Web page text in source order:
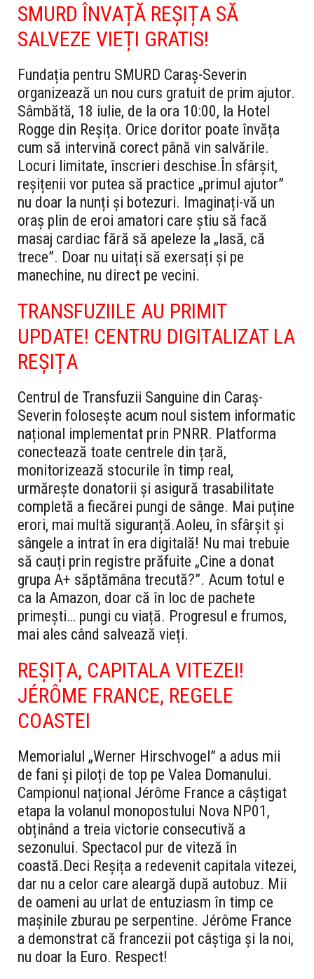
SMURD ÎNVAȚĂ REȘIȚA SĂ
SALVEZE VIEȚI GRATIS!
Fundația pentru SMURD Caraș-Severin
organizează un nou curs gratuit de prim ajutor.
Sâmbătă, 18 iulie, de la ora 10:00, la Hotel
Rogge din Reșița. Orice doritor poate învăța
cum să intervină corect până vin salvările.
Locuri limitate, înscrieri deschise.În sfârșit,
reșițenii vor putea să practice „primul ajutor”
nu doar la nunți și botezuri. Imaginați-vă un
oraș plin de eroi amatori care știu să facă
masaj cardiac fără să apeleze la „lasă, că
trece”. Doar nu uitați să exersați și pe
manechine, nu direct pe vecini.
TRANSFUZIILE AU PRIMIT
UPDATE! CENTRU DIGITALIZAT LA
REȘIȚA
Centrul de Transfuzii Sanguine din Caraș-
Severin folosește acum noul sistem informatic
național implementat prin PNRR. Platforma
conectează toate centrele din țară,
monitorizează stocurile în timp real,
urmărește donatorii și asigură trasabilitate
completă a fiecărei pungi de sânge. Mai puține
erori, mai multă siguranță.Aoleu, în sfârșit și
sângele a intrat în era digitală! Nu mai trebuie
să cauți prin registre prăfuite „Cine a donat
grupa A+ săptămâna trecută?”. Acum totul e
ca la Amazon, doar că în loc de pachete
primești… pungi cu viață. Progresul e frumos,
mai ales când salvează vieți.
REȘIȚA, CAPITALA VITEZEI!
JÉRÔME FRANCE, REGELE
COASTEI
Memorialul „Werner Hirschvogel” a adus mii
de fani și piloți de top pe Valea Domanului.
Campionul național Jérôme France a câștigat
etapa la volanul monopostului Nova NP01,
obținând a treia victorie consecutivă a
sezonului. Spectacol pur de viteză în
coastă.Deci Reșița a redevenit capitala vitezei,
dar nu a celor care aleargă după autobuz. Mii
de oameni au urlat de entuziasm în timp ce
mașinile zburau pe serpentine. Jérôme France
a demonstrat că francezii pot câștiga și la noi,
nu doar la Euro. Respect!